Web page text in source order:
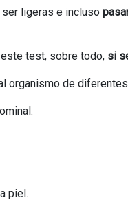
ligeras e incluso
test, sobre todo, si
organismo de
piel.